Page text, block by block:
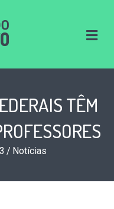
M
e
u
TÊM
/ Notícias